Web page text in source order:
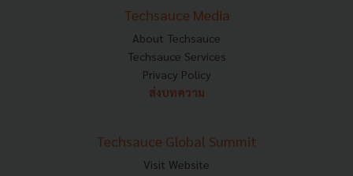
Techsauce Media
About Techsauce
Techsauce Services
Privacy Policy
ส่งบทความ
Techsauce Global Summit
Visit Website